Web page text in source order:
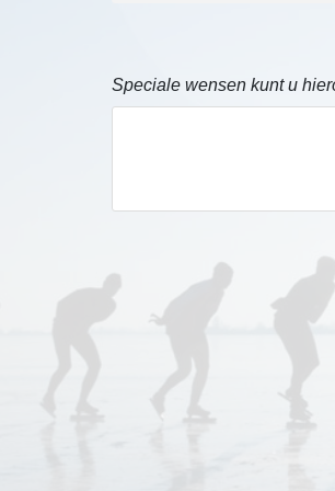
Speciale wensen kunt u